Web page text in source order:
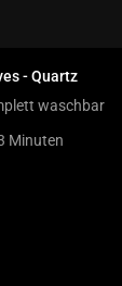
- Quartz
waschbar
Minuten